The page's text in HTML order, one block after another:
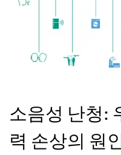
소음성 난청:
력 손상의 원